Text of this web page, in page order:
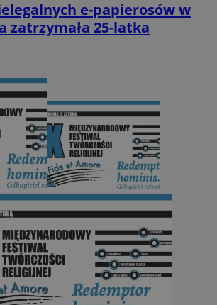
e-papierosów w
zatrzymała 25-latka